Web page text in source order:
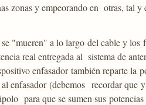
zonas y empeorando en otras, tal y
"mueren" a lo largo del cable y
real entregada al sistema de
enfasador también reparte la
enfasador (debemos recordar que
para que se sumen sus